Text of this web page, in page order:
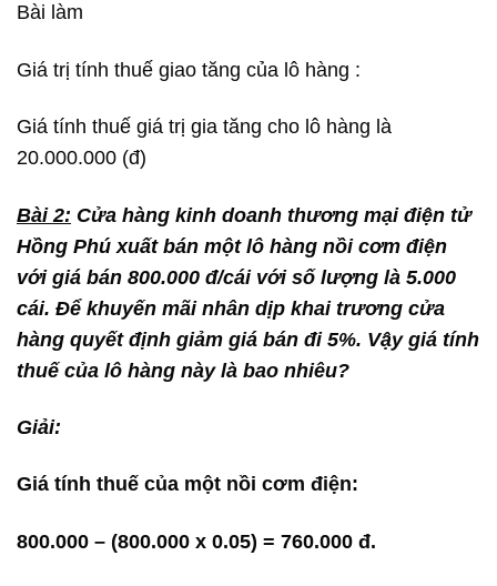
Bài làm
Giá trị tính thuế giao tăng của lô hàng :
Giá tính thuế giá trị gia tăng cho lô hàng là
20.000.000 (đ)
Bài 2: Cửa hàng kinh doanh thương mại điện tử
Hồng Phú xuất bán một lô hàng nồi cơm điện
với giá bán 800.000 đ/cái với số lượng là 5.000
cái. Để khuyến mãi nhân dịp khai trương cửa
hàng quyết định giảm giá bán đi 5%. Vậy giá tính
thuế của lô hàng này là bao nhiêu?
Giải:
Giá tính thuế của một nồi cơm điện:
800.000 – (800.000 x 0.05) = 760.000 đ.